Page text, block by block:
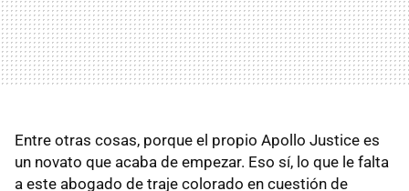
Entre otras cosas, porque el propio Apollo Justice es
un novato que acaba de empezar. Eso sí, lo que le falta
a este abogado de traje colorado en cuestión de